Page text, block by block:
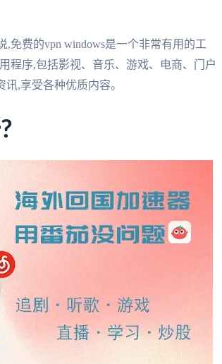
免费的vpn windows是一个非常有用的工
程序,包括影视、音乐、游戏、电商、门户
,享受各种优质内容。